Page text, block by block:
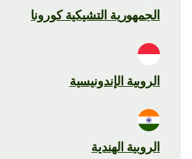
الجمهورية التشيكية كورونا
الروبية الإندونيسية
الروبية الهندية